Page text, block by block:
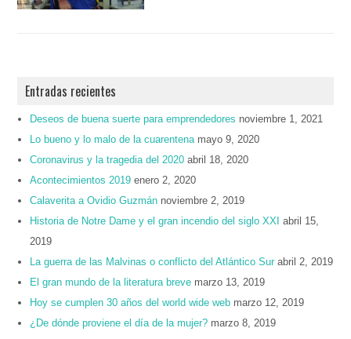
Entradas recientes
Deseos de buena suerte para emprendedores noviembre 1, 2021
Lo bueno y lo malo de la cuarentena mayo 9, 2020
Coronavirus y la tragedia del 2020 abril 18, 2020
Acontecimientos 2019 enero 2, 2020
Calaverita a Ovidio Guzmán noviembre 2, 2019
Historia de Notre Dame y el gran incendio del siglo XXI abril 15,
2019
La guerra de las Malvinas o conflicto del Atlántico Sur abril 2, 2019
El gran mundo de la literatura breve marzo 13, 2019
Hoy se cumplen 30 años del world wide web marzo 12, 2019
¿De dónde proviene el día de la mujer? marzo 8, 2019